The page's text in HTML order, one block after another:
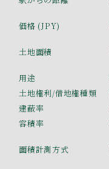
価格 (JPY)
土地面積
用途
土地権利/借地権種類
建蔽率
容積率
面積計測方式